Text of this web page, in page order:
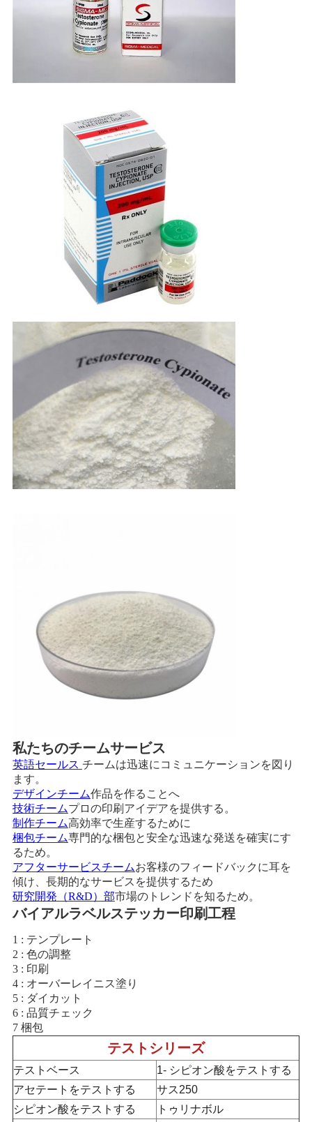
私たちのチームサービス
英語セールス チームは迅速にコミュニケーションを図り
ます。
デザインチーム作品を作ることへ
技術チームプロの印刷アイデアを提供する。
制作チーム高効率で生産するために
梱包チーム専門的な梱包と安全な迅速な発送を確実にす
るため。
アフターサービスチームお客様のフィードバックに耳を
傾け、長期的なサービスを提供するため
研究開発（R&D）部市場のトレンドを知るため。
バイアルラベルステッカー印刷工程
1 : テンプレート
2 : 色の調整
3 : 印刷
4 : オーバーレイニス塗り
5 : ダイカット
6 : 品質チェック
7 梱包
テストシリーズ
テストベース
1- シピオン酸をテストする
アセテートをテストする
サス250
シピオン酸をテストする
トゥリナボル